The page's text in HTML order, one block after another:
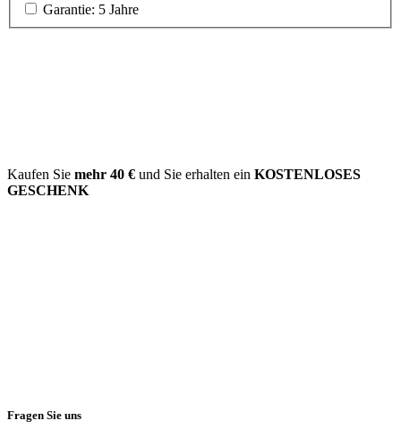
Garantie: 5 Jahre
Kaufen Sie mehr 40 € und Sie erhalten ein KOSTENLOSES
GESCHENK
Fragen Sie uns